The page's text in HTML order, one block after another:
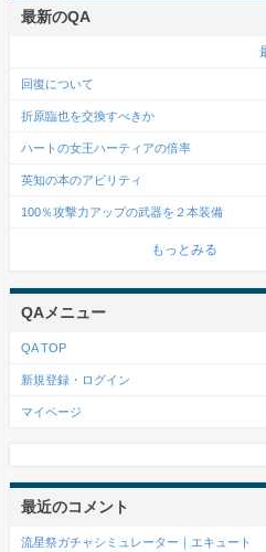
最新のQA
回復について
折原臨也を交換すべきか
ハートの女王ハーティアの倍率
英知の本のアビリティ
100％攻撃力アップの武器を２本装備
もっとみる
QAメニュー
QA TOP
新規登録・ログイン
マイページ
最近のコメント
流星祭ガチャシミュレーター｜エキュート